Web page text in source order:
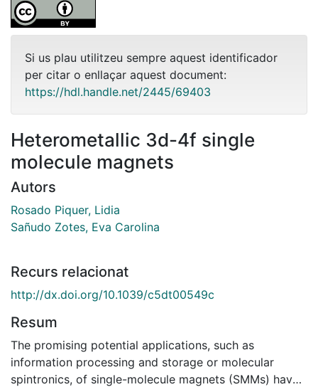
Si us plau utilitzeu sempre aquest identificador
per citar o enllaçar aquest document:
https://hdl.handle.net/2445/69403
Heterometallic 3d-4f single
molecule magnets
Autors
Rosado Piquer, Lidia
Sañudo Zotes, Eva Carolina
Recurs relacionat
http://dx.doi.org/10.1039/c5dt00549c
Resum
The promising potential applications, such as
information processing and storage or molecular
spintronics, of single-molecule magnets (SMMs) have